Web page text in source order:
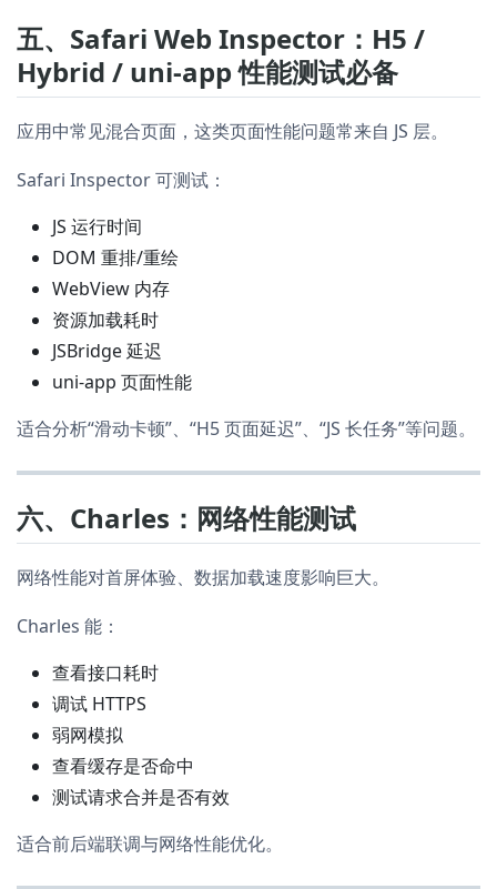
五、Safari Web Inspector：H5 /
Hybrid / uni-app 性能测试必备
应用中常见混合页面，这类页面性能问题常来自 JS 层。
Safari Inspector 可测试：
JS 运行时间
DOM 重排/重绘
WebView 内存
资源加载耗时
JSBridge 延迟
uni-app 页面性能
适合分析“滑动卡顿”、“H5 页面延迟”、“JS 长任务”等问题。
六、Charles：网络性能测试
网络性能对首屏体验、数据加载速度影响巨大。
Charles 能：
查看接口耗时
调试 HTTPS
弱网模拟
查看缓存是否命中
测试请求合并是否有效
适合前后端联调与网络性能优化。